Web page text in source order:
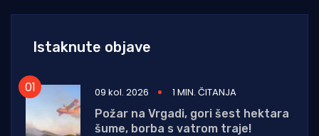
Istaknute objave
09 kol. 2026
1 MIN. ČITANJA
Požar na Vrgadi, gori šest hektara
šume, borba s vatrom traje!